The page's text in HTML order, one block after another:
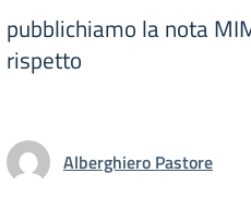
pubblichiamo la nota
rispetto
Alberghiero Pastore